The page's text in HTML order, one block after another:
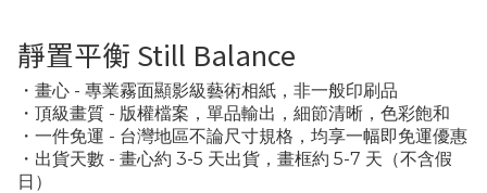
靜置平衡 Still Balance
・畫心 - 專業霧面顯影級藝術相紙，非一般印刷品
・頂級畫質 - 版權檔案，單品輸出，細節清晰，色彩飽和
・一件免運 - 台灣地區不論尺寸規格，均享一幅即免運優惠
・出貨天數 - 畫心約 3-5 天出貨，畫框約 5-7 天（不含假
日）